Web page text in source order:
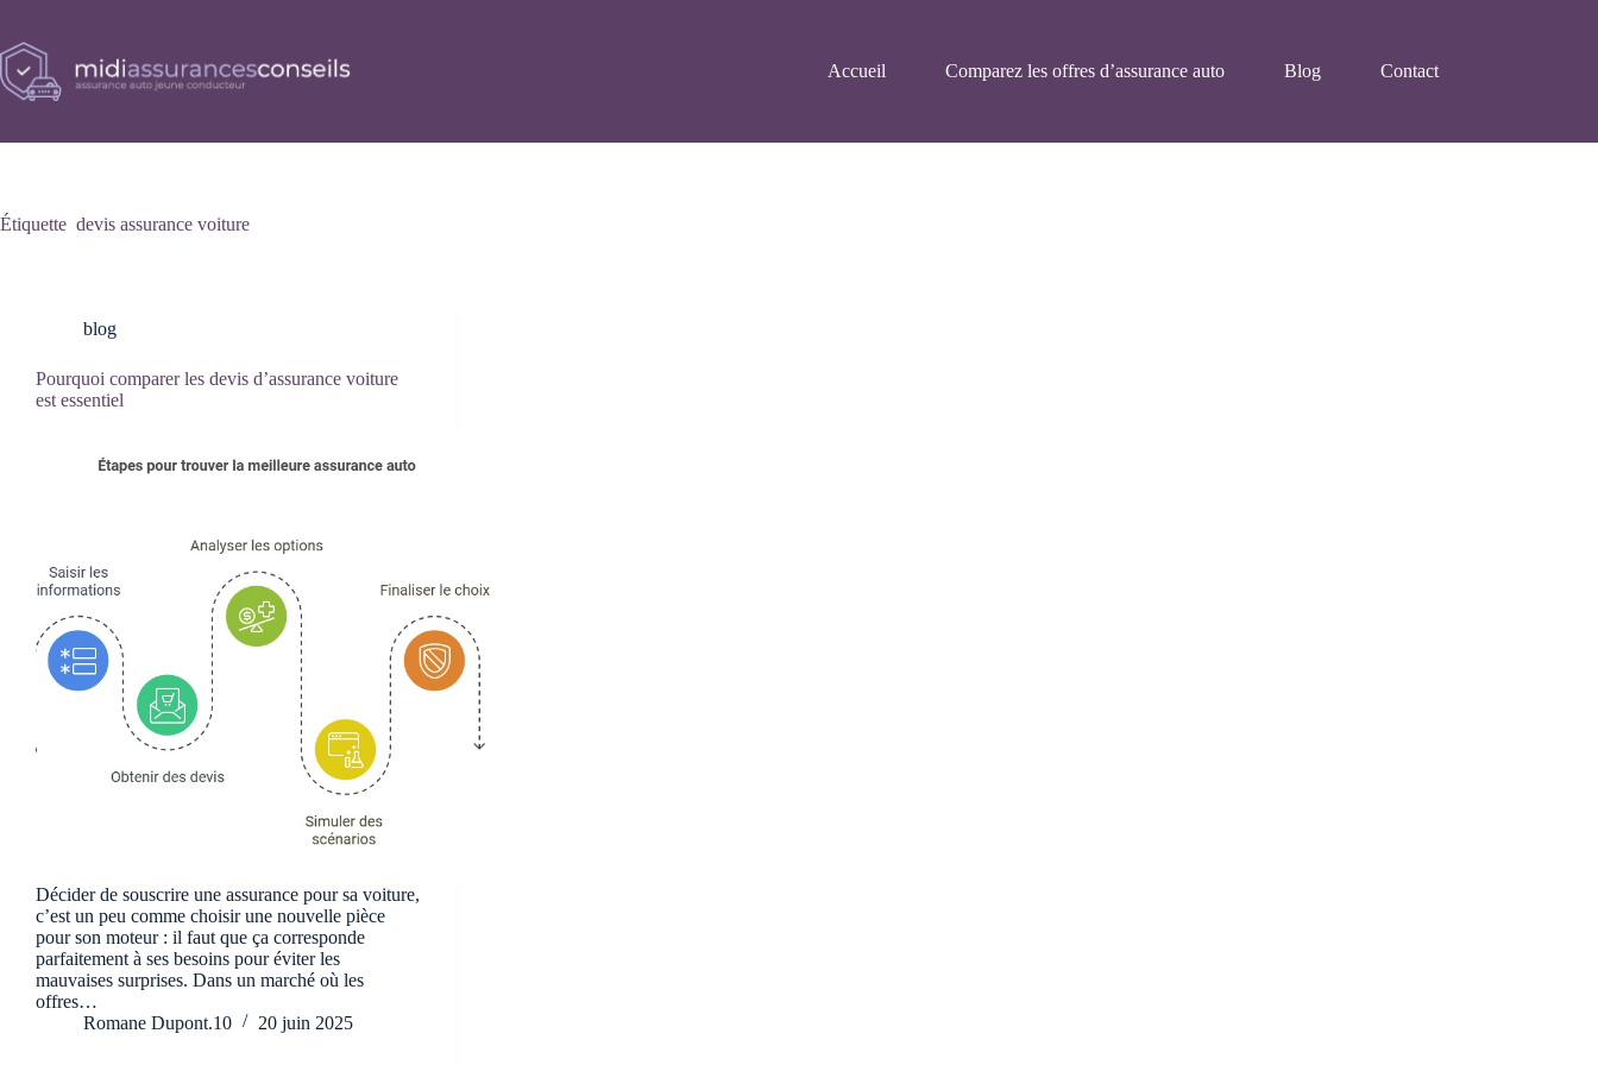
contenu
Accueil
Comparez les offres d’assurance auto Blog Contact
Étiquette devis assurance voiture
blog
Pourquoi comparer les devis d’assurance voiture
est essentiel
Décider de souscrire une assurance pour sa voiture,
c’est un peu comme choisir une nouvelle pièce
pour son moteur : il faut que ça corresponde
parfaitement à ses besoins pour éviter les
mauvaises surprises. Dans un marché où les
offres…
Romane Dupont.10
20 juin 2025